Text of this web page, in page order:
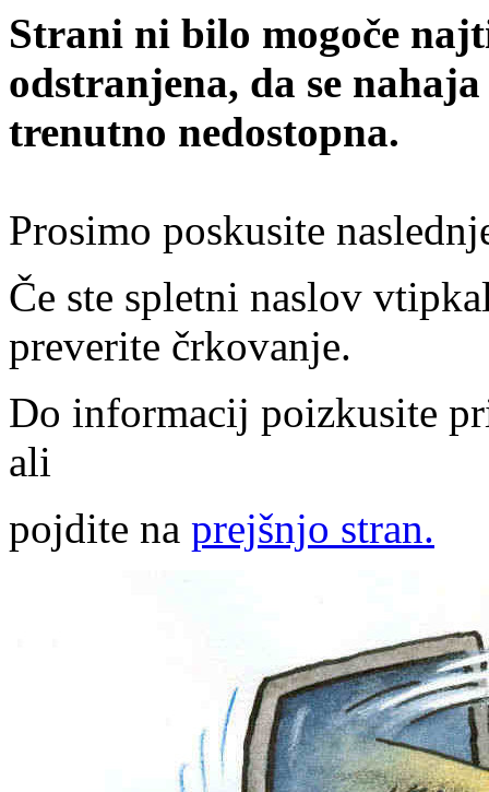
Strani ni bilo mogoče
odstranjena, da se
trenutno nedostopna.
Prosimo poskusite
Če ste spletni naslov
preverite črkovanje.
Do informacij poizkusite
ali
pojdite na prejšnjo stran.